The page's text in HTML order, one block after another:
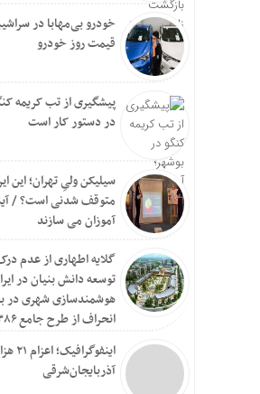
خودرو بی‌مهابا در
قیمت روز خودرو
پیشگیری از تب کریمه
در دستور کار است
متوقف شدنی است؟ /
آموزان می سازند
گلایه اطهاری از عدم
توسعه دانش بنیان در
هوشمندسازی شهری در
انحراف از طرح جامع ۱۳۸۶ به کشور آسیب زد
آذربایجان‌شرقی